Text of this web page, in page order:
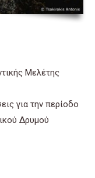
Μελέτης
για την περίοδο
Δρυμού